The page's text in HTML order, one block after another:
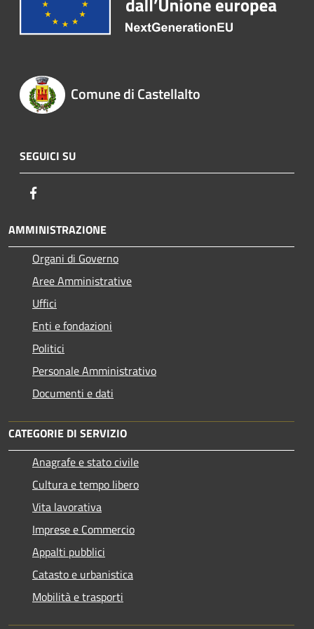
Comune di Castellalto
SEGUICI SU
AMMINISTRAZIONE
Organi di Governo
Aree Amministrative
Uffici
Enti e fondazioni
Politici
Personale Amministrativo
Documenti e dati
CATEGORIE DI SERVIZIO
Anagrafe e stato civile
Cultura e tempo libero
Vita lavorativa
Imprese e Commercio
Appalti pubblici
Catasto e urbanistica
Mobilità e trasporti